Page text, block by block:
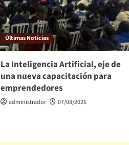
Últimas Noticias
La Inteligencia Artificial, eje de
una nueva capacitación para
emprendedores
administrador 07/08/2026